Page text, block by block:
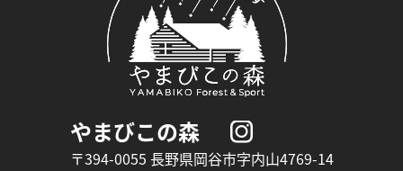
やまびこの森
〒394-0055 長野県岡谷市字内山4769-14